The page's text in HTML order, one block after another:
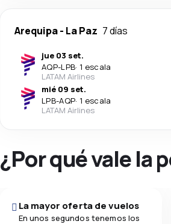
Arequipa- La Paz 7 días
jue 03 set.
AQP-LPB· 1 escala
LATAM Airlines
mié 09 set.
LPB-AQP· 1 escala
LATAM Airlines
¿Por qué vale la
La mayor oferta de vuelos
En unos segundos tenemos los